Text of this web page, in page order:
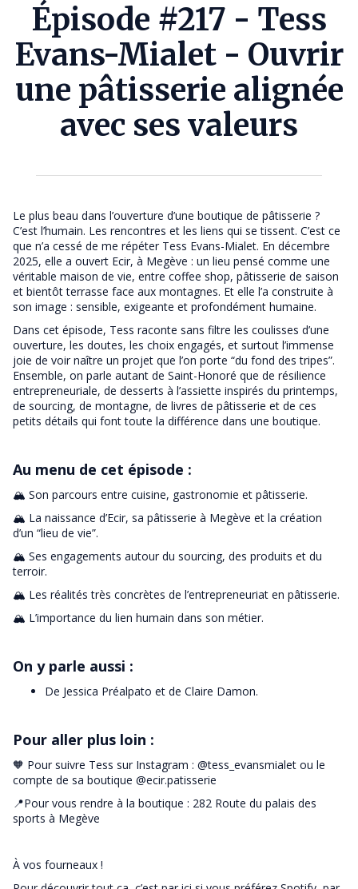
Épisode #217 - Tess
Evans-Mialet - Ouvrir
une pâtisserie alignée
avec ses valeurs
Le plus beau dans l’ouverture d’une boutique de pâtisserie ?
C’est l’humain. Les rencontres et les liens qui se tissent. C’est ce
que n’a cessé de me répéter Tess Evans-Mialet. En décembre
2025, elle a ouvert Ecir, à Megève : un lieu pensé comme une
véritable maison de vie, entre coffee shop, pâtisserie de saison
et bientôt terrasse face aux montagnes. Et elle l’a construite à
son image : sensible, exigeante et profondément humaine.
Dans cet épisode, Tess raconte sans filtre les coulisses d’une
ouverture, les doutes, les choix engagés, et surtout l’immense
joie de voir naître un projet que l’on porte “du fond des tripes”.
Ensemble, on parle autant de Saint-Honoré que de résilience
entrepreneuriale, de desserts à l’assiette inspirés du printemps,
de sourcing, de montagne, de livres de pâtisserie et de ces
petits détails qui font toute la différence dans une boutique.
Au menu de cet épisode :
🏔️ Son parcours entre cuisine, gastronomie et pâtisserie.
🏔️ La naissance d’Ecir, sa pâtisserie à Megève et la création
d’un “lieu de vie”.
🏔️ Ses engagements autour du sourcing, des produits et du
terroir.
🏔️ Les réalités très concrètes de l’entrepreneuriat en pâtisserie.
🏔️ L’importance du lien humain dans son métier.
On y parle aussi :
De Jessica Préalpato et de Claire Damon.
Pour aller plus loin :
🧡 Pour suivre Tess sur Instagram : @tess_evansmialet ou le
compte de sa boutique @ecir.patisserie
📍Pour vous rendre à la boutique : 282 Route du palais des
sports à Megève
À vos fourneaux !